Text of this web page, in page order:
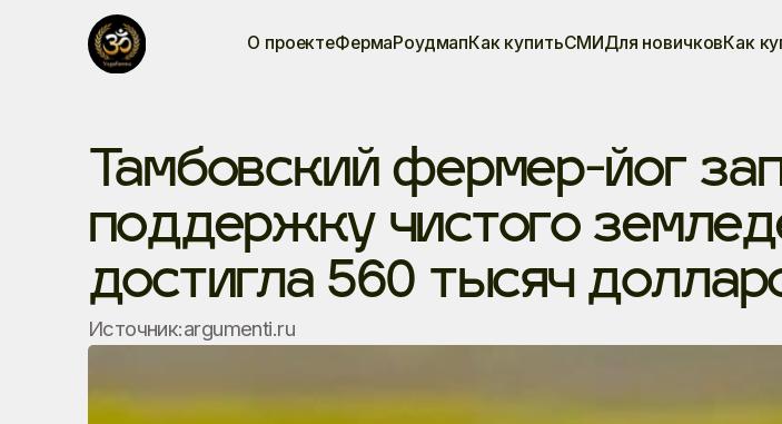
О проектеФермаРоудмапКак купитьСМИДля новичковКак
Тамбовский фермер-йог
поддержку чистого
достигла 560 тысяч
Источник:argumenti.ru